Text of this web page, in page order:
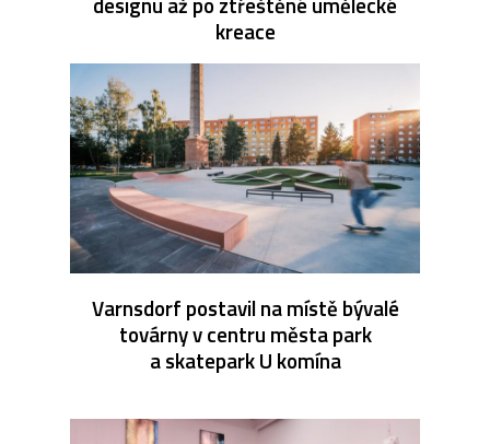
kreace
Varnsdorf postavil na místě bývalé
továrny v centru města park
a skatepark U komína